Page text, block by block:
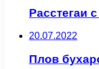
Расстегаи
20.07.2022
Плов